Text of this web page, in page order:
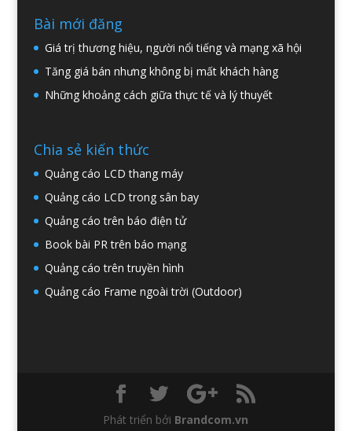
Bài mới đăng
Giá trị thương hiệu, người nổi tiếng và mạng xã hội
Tăng giá bán nhưng không bị mất khách hàng
Những khoảng cách giữa thực tế và lý thuyết
Chia sẻ kiến thức
Quảng cáo LCD thang máy
Quảng cáo LCD trong sân bay
Quảng cáo trên báo điện tử
Book bài PR trên báo mạng
Quảng cáo trên truyền hình
Quảng cáo Frame ngoài trời (Outdoor)
Phát triển bởi Brandcom.vn